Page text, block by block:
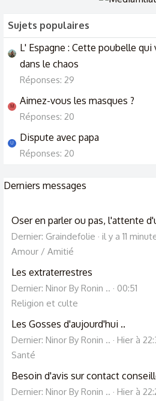
Sujets populaires
L' Espagne : Cette poubelle qui
dans le chaos
Réponses: 29
M Aimez-vous les masques ?
Réponses: 20
U Dispute avec papa
Réponses: 20
Derniers messages
Oser en parler ou pas, l'attente
Dernier: Graindefolie
il y a 11
Amour / Amitié
Les extraterrestres
Dernier: Ninor By Ronin ..
00:51
Religion et culte
Les Gosses d'aujourd'hui ..
Dernier: Ninor By Ronin ..
Hier à
Santé
Besoin d'avis sur contact
Dernier: Ninor By Ronin ..
Hier à